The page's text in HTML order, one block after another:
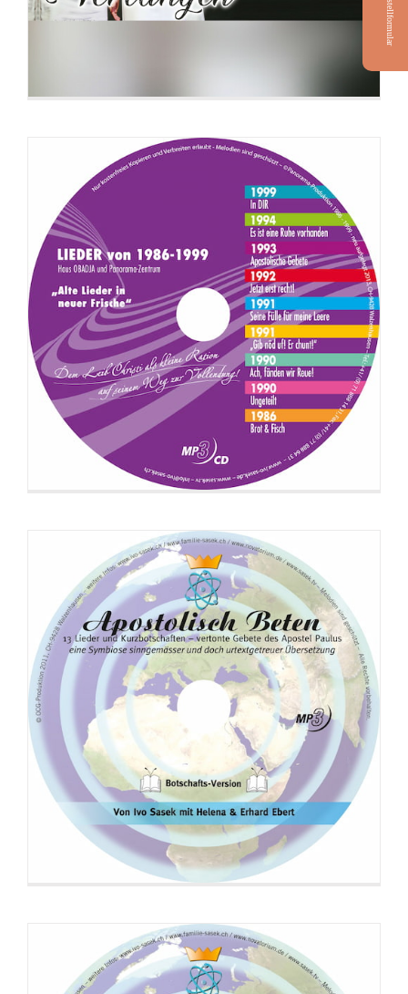
68. 68_Charagma_Schlussbemerkung
73. 02_Charagma_Vorwort
74. 03_Charagma_Vorsaetzlicher Genozid
75. 04_Charagma_Vorsaetzlicher Genozid
76. 05_Charagma_Vorsaetzlicher Genozid
77. 06_Charagma_Vorsaetzlicher Genozid
78. 07_Charagma_Vorsaetzlicher Genozid
79. 08_Charagma_Vorsaetzlicher Genozid
80. 09_Charagma_Vorsaetzlicher Genozid
81. 10_Charagma_Vorsaetzlicher Genozid
82. 11_Charagma_Vorsaetzlicher Genozid
83. 12_Charagma_Vorsaetzlicher Genozid
84. 13_Charagma_Vorsaetzlicher Genozid
85. 14_Charagma_Vorsaetzlicher Genozid
88. 17_Charagma_Das Wesen des Malzeichens
89. 18_Charagma_Das Wesen des Malzeichens
90. 19_Charagma_Das Wesen des Malzeichens
91. 20_Charagma_Das Wesen des Malzeichens
92. 21_Charagma_Das Wesen des Malzeichens
93. 22_Charagma_Das Wesen des Malzeichens
94. 23_Charagma_Das Wesen des Malzeichens
95. 24_Charagma_Das Wesen des Malzeichens
96. 25_Charagma_Das Wesen des Malzeichens
97. 26_Charagma_Das Wesen des Malzeichens
98. 27_Charagma_Das Wesen des Malzeichens
99. 28_Charagma_Das sprechende Bild
100. 29_Charagma_Das sprechende Bild
102. 31_Charagma_Das sprechende Bild
103. 32_Charagma_Das sprechende Bild
104. 33_Charagma_Das sprechende Bild
CD: Apostolisch Beten (Botschafts-
Version)
CD: Apostolisch Beten (Liedversion)
Bestellformular